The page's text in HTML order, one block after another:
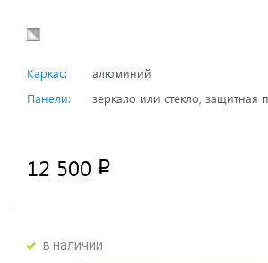
Каркас:
алюминий
Панели:
зеркало или стекло, защитная
12 500 p
в наличии